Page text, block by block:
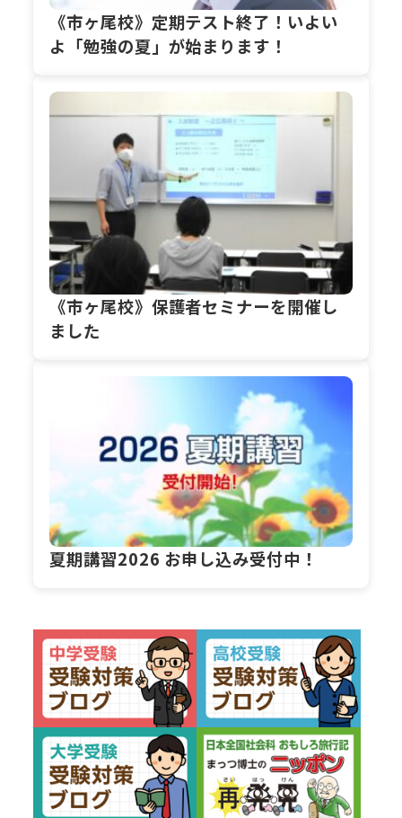
《市ヶ尾校》定期テスト終了！いよい
よ「勉強の夏」が始まります！
《市ヶ尾校》保護者セミナーを開催し
ました
夏期講習2026 お申し込み受付中！